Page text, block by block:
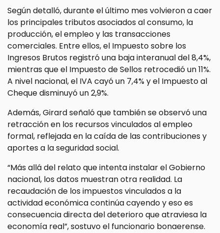
Según detalló, durante el último mes volvieron a caer
los principales tributos asociados al consumo, la
producción, el empleo y las transacciones
comerciales. Entre ellos, el Impuesto sobre los
Ingresos Brutos registró una baja interanual del 8,4%,
mientras que el Impuesto de Sellos retrocedió un 11%.
A nivel nacional, el IVA cayó un 7,4% y el Impuesto al
Cheque disminuyó un 2,9%.
Además, Girard señaló que también se observó una
retracción en los recursos vinculados al empleo
formal, reflejada en la caída de las contribuciones y
aportes a la seguridad social.
“Más allá del relato que intenta instalar el Gobierno
nacional, los datos muestran otra realidad. La
recaudación de los impuestos vinculados a la
actividad económica continúa cayendo y eso es
consecuencia directa del deterioro que atraviesa la
economía real”, sostuvo el funcionario bonaerense.